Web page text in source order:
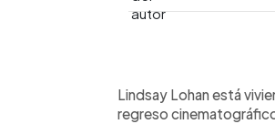
► Escuchar
Lindsay Lohan está
regreso